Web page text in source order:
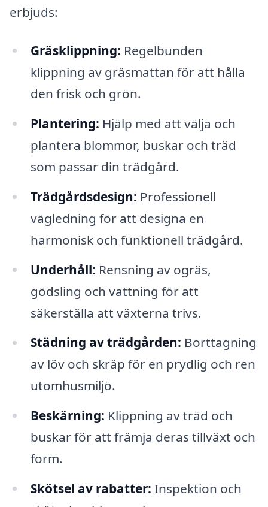
erbjuds:
Gräsklippning: Regelbunden
klippning av gräsmattan för att hålla
den frisk och grön.
Plantering: Hjälp med att välja och
plantera blommor, buskar och träd
som passar din trädgård.
Trädgårdsdesign: Professionell
vägledning för att designa en
harmonisk och funktionell trädgård.
Underhåll: Rensning av ogräs,
gödsling och vattning för att
säkerställa att växterna trivs.
Städning av trädgården: Borttagning
av löv och skräp för en prydlig och ren
utomhusmiljö.
Beskärning: Klippning av träd och
buskar för att främja deras tillväxt och
form.
Skötsel av rabatter: Inspektion och